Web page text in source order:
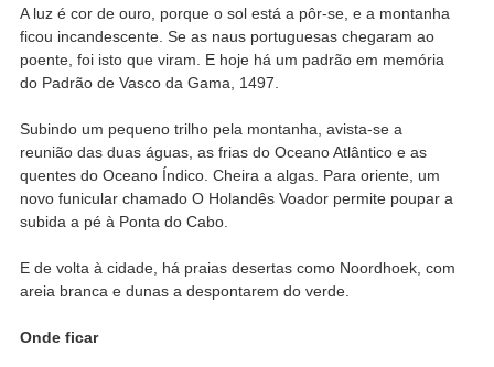
A luz é cor de ouro, porque o sol está a pôr-se, e a montanha
ficou incandescente. Se as naus portuguesas chegaram ao
poente, foi isto que viram. E hoje há um padrão em memória
do Padrão de Vasco da Gama, 1497.
Subindo um pequeno trilho pela montanha, avista-se a
reunião das duas águas, as frias do Oceano Atlântico e as
quentes do Oceano Índico. Cheira a algas. Para oriente, um
novo funicular chamado O Holandês Voador permite poupar a
subida a pé à Ponta do Cabo.
E de volta à cidade, há praias desertas como Noordhoek, com
areia branca e dunas a despontarem do verde.
Onde ficar